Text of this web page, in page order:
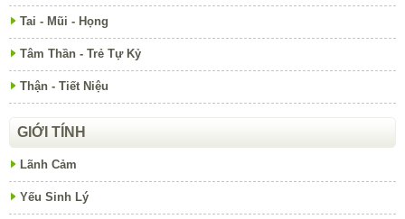
Tai - Mũi - Họng
Tâm Thần - Trẻ Tự Kỷ
Thận - Tiết Niệu
GIỚI TÍNH
Lãnh Cảm
Yếu Sinh Lý